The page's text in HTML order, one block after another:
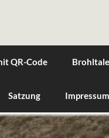
QR-Code
Satzung Impressum